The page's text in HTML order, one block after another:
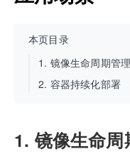
1. 镜像生命周
本页目录
1. 镜像生命周期管理
2. 容器持续化部署